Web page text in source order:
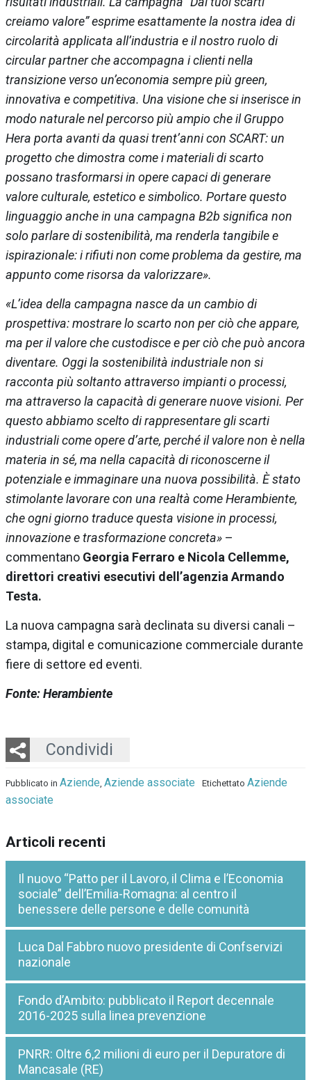
creiamo valore” esprime esattamente la nostra idea di
circolarità applicata all’industria e il nostro ruolo di
circular partner che accompagna i clienti nella
transizione verso un’economia sempre più green,
innovativa e competitiva. Una visione che si inserisce in
modo naturale nel percorso più ampio che il Gruppo
Hera porta avanti da quasi trent’anni con SCART: un
progetto che dimostra come i materiali di scarto
possano trasformarsi in opere capaci di generare
valore culturale, estetico e simbolico. Portare questo
linguaggio anche in una campagna B2b significa non
solo parlare di sostenibilità, ma renderla tangibile e
ispirazionale: i rifiuti non come problema da gestire, ma
appunto come risorsa da valorizzare».
«L’idea della campagna nasce da un cambio di
prospettiva: mostrare lo scarto non per ciò che appare,
ma per il valore che custodisce e per ciò che può ancora
diventare. Oggi la sostenibilità industriale non si
racconta più soltanto attraverso impianti o processi,
ma attraverso la capacità di generare nuove visioni. Per
questo abbiamo scelto di rappresentare gli scarti
industriali come opere d’arte, perché il valore non è nella
materia in sé, ma nella capacità di riconoscerne il
potenziale e immaginare una nuova possibilità. È stato
stimolante lavorare con una realtà come Herambiente,
che ogni giorno traduce questa visione in processi,
innovazione e trasformazione concreta» –
commentano Georgia Ferraro e Nicola Cellemme,
direttori creativi esecutivi dell’agenzia Armando
Testa.
La nuova campagna sarà declinata su diversi canali –
stampa, digital e comunicazione commerciale durante
fiere di settore ed eventi.
Fonte: Herambiente
Condividi
Twitter
LinkedIn
Email
Whatsapp
Pubblicato in Aziende, Aziende associate Etichettato Aziende
associate
Articoli recenti
Il nuovo “Patto per il Lavoro, il Clima e l’Economia
sociale” dell’Emilia-Romagna: al centro il
benessere delle persone e delle comunità
Luca Dal Fabbro nuovo presidente di Confservizi
nazionale
Fondo d’Ambito: pubblicato il Report decennale
2016-2025 sulla linea prevenzione
PNRR: Oltre 6,2 milioni di euro per il Depuratore di
Mancasale (RE)